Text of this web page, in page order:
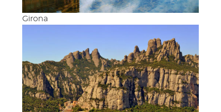
Girona